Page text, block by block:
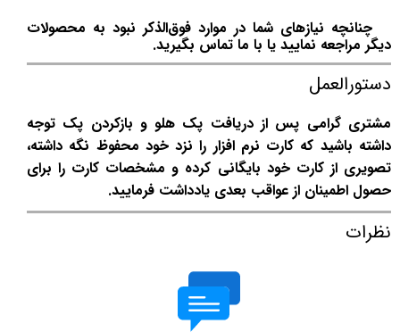
چنانچه نیازهای شما در موارد فوق‌الذکر نبود به محصولات
دیگر مراجعه نمایید یا با ما تماس بگیرید.
دستورالعمل
مشتری گرامی پس از دریافت پک هلو و بازکردن پک توجه
داشته باشید که کارت نرم افزار را نزد خود محفوظ نگه داشته،
تصویری از کارت خود بایگانی کرده و مشخصات کارت را برای
حصول اطمینان از عواقب بعدی یادداشت فرمایید.
نظرات